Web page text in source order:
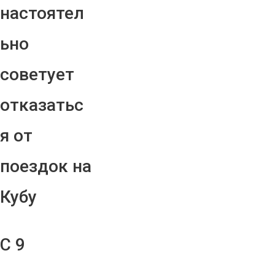
настоятел
ьно
советует
отказатьс
я от
поездок на
Кубу
С 9